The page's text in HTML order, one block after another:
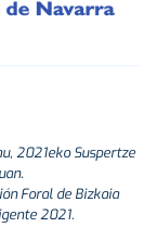
2021eko Suspertze
Foral de Bizkaia
2021.